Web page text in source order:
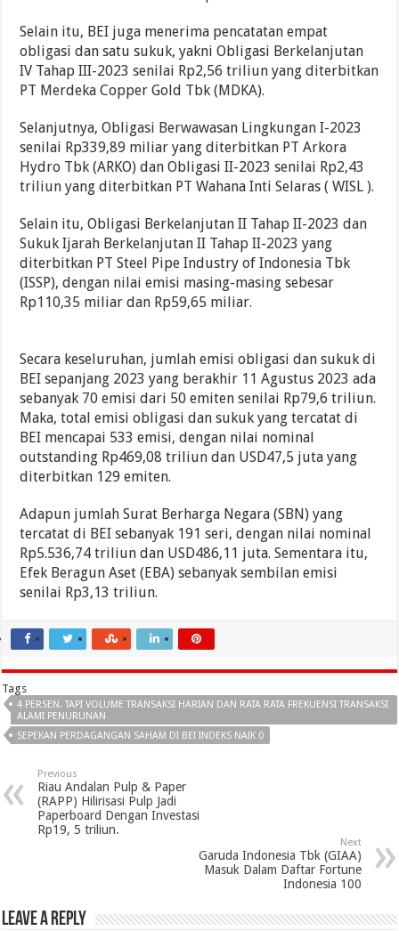
Selain itu, BEI juga menerima pencatatan empat
obligasi dan satu sukuk, yakni Obligasi Berkelanjutan
IV Tahap III-2023 senilai Rp2,56 triliun yang diterbitkan
PT Merdeka Copper Gold Tbk (MDKA).
Selanjutnya, Obligasi Berwawasan Lingkungan I-2023
senilai Rp339,89 miliar yang diterbitkan PT Arkora
Hydro Tbk (ARKO) dan Obligasi II-2023 senilai Rp2,43
triliun yang diterbitkan PT Wahana Inti Selaras ( WISL ).
Selain itu, Obligasi Berkelanjutan II Tahap II-2023 dan
Sukuk Ijarah Berkelanjutan II Tahap II-2023 yang
diterbitkan PT Steel Pipe Industry of Indonesia Tbk
(ISSP), dengan nilai emisi masing-masing sebesar
Rp110,35 miliar dan Rp59,65 miliar.
Secara keseluruhan, jumlah emisi obligasi dan sukuk di
BEI sepanjang 2023 yang berakhir 11 Agustus 2023 ada
sebanyak 70 emisi dari 50 emiten senilai Rp79,6 triliun.
Maka, total emisi obligasi dan sukuk yang tercatat di
BEI mencapai 533 emisi, dengan nilai nominal
outstanding Rp469,08 triliun dan USD47,5 juta yang
diterbitkan 129 emiten.
Adapun jumlah Surat Berharga Negara (SBN) yang
tercatat di BEI sebanyak 191 seri, dengan nilai nominal
Rp5.536,74 triliun dan USD486,11 juta. Sementara itu,
Efek Beragun Aset (EBA) sebanyak sembilan emisi
senilai Rp3,13 triliun.
Tags
4 PERSEN. TAPI VOLUME TRANSAKSI HARIAN DAN RATA RATA FREKUENSI TRANSAKSI
ALAMI PENURUNAN
SEPEKAN PERDAGANGAN SAHAM DI BEI INDEKS NAIK 0
Previous
Riau Andalan Pulp & Paper
(RAPP) Hilirisasi Pulp Jadi
Paperboard Dengan Investasi
Rp19, 5 triliun.
Next
Garuda Indonesia Tbk (GIAA)
Masuk Dalam Daftar Fortune
Indonesia 100
Leave a Reply